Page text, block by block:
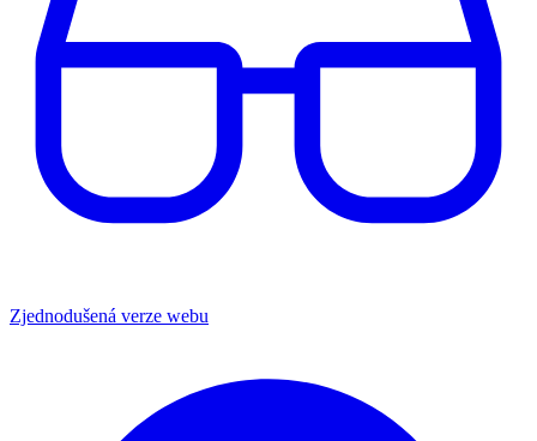
Zjednodušená verze webu